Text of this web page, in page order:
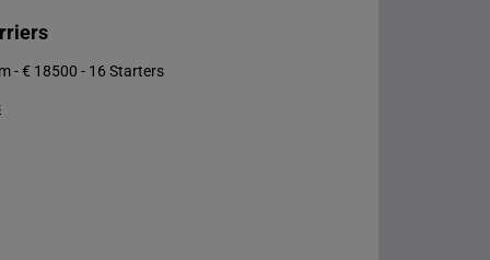
- € 18500 - 16 Starters